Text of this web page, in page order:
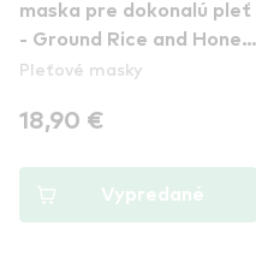
maska pre dokonalú pleť
- Ground Rice and Honey
Glow Mask
Pleťové masky
18,90 €
Vypredané